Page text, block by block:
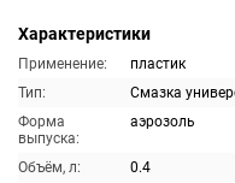
Характеристики
Применение:
пластик
Тип:
Смазка
Форма
выпуска:
аэрозоль
Объём, л:
0.4